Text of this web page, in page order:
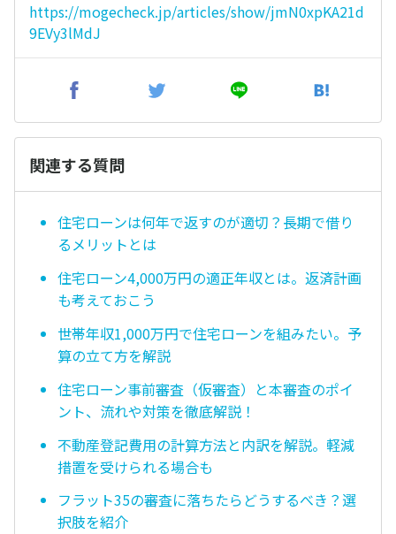
https://mogecheck.jp/articles/show/jmN0xpKA21d
9EVy3lMdJ
関連する質問
住宅ローンは何年で返すのが適切？長期で借り
るメリットとは
住宅ローン4,000万円の適正年収とは。返済計画
も考えておこう
世帯年収1,000万円で住宅ローンを組みたい。予
算の立て方を解説
住宅ローン事前審査（仮審査）と本審査のポイ
ント、流れや対策を徹底解説！
不動産登記費用の計算方法と内訳を解説。軽減
措置を受けられる場合も
フラット35の審査に落ちたらどうするべき？選
択肢を紹介